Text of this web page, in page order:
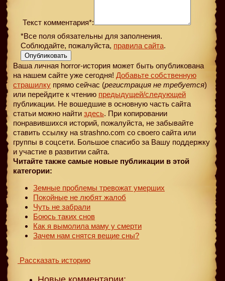
Текст комментария*:
*Все поля обязательны для заполнения.
Соблюдайте, пожалуйста, правила сайта.
Опубликовать
Ваша личная horror-история может быть опубликована
на нашем сайте уже сегодня! Добавьте собственную
страшилку прямо сейчас (регистрация не требуется)
или перейдите к чтению предыдущей/следующей
публикации. Не вошедшие в основную часть сайта
статьи можно найти здесь. При копировании
понравившихся историй, пожалуйста, не забывайте
ставить ссылку на strashno.com со своего сайта или
группы в соцсети. Большое спасибо за Вашу поддержку
и участие в развитии сайта.
Читайте также самые новые публикации в этой
категории:
Земные проблемы тревожат умерших
Покойные не любят жалоб
Чуть не забрали
Боюсь таких снов
Как я вымолила маму у смерти
Зачем нам снятся вещие сны?
Рассказать историю